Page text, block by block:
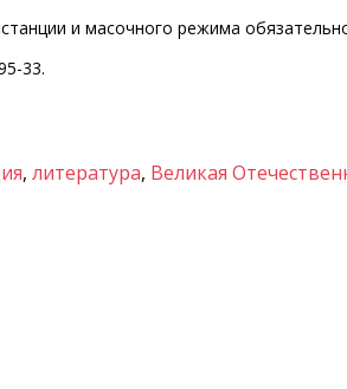
и масочного режима
33.
, литература, Великая